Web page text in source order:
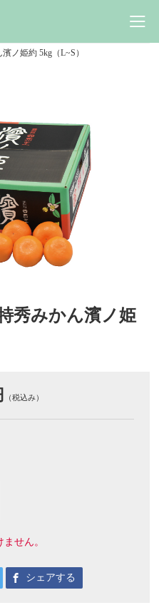
ノ姫約 5kg（L~S）
秀みかん濱ノ姫
（税込み）
せん。
シェアする